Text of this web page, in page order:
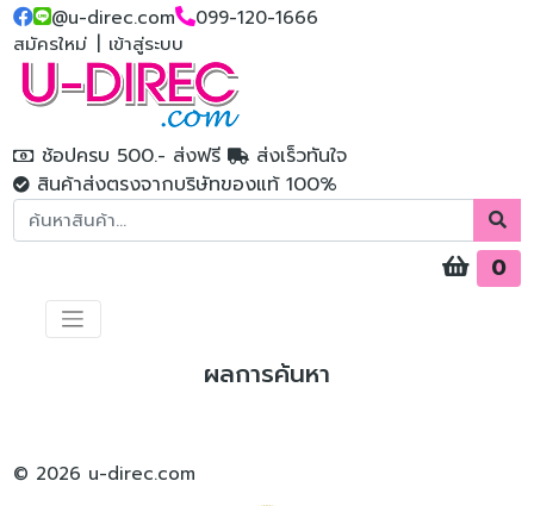
@u-direc.com
099-120-1666
สมัครใหม่
เข้าสู่ระบบ
ช้อปครบ 500.- ส่งฟรี
ส่งเร็วทันใจ
สินค้าส่งตรงจากบริษัทของแท้ 100%
0
ผลการค้นหา
© 2026 u-direc.com